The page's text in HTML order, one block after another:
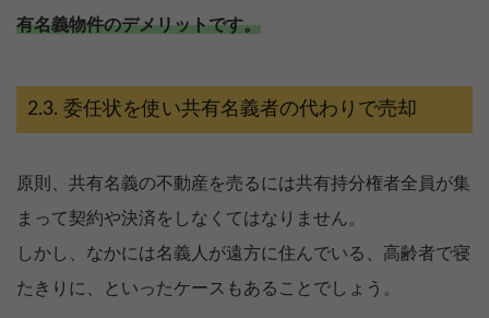
有名義物件のデメリットです。
委任状を使い共有名義者の代わりで売却
原則、共有名義の不動産を売るには共有持分権者全員が集
まって契約や決済をしなくてはなりません。
しかし、なかには名義人が遠方に住んでいる、高齢者で寝
たきりに、といったケースもあることでしょう。